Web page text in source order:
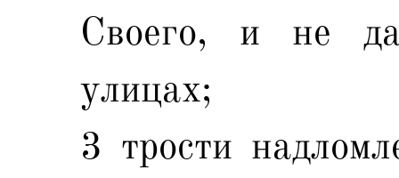
Своего, и не
улицах;
3 трости